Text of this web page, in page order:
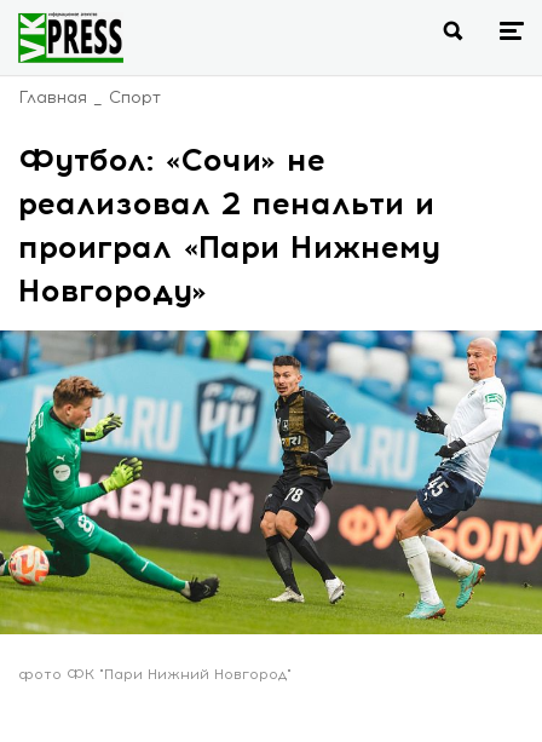
Главная Спорт
Футбол: «Сочи» не
реализовал 2 пенальти и
проиграл «Пари Нижнему
Новгороду»
фото ФК "Пари Нижний Новгород"